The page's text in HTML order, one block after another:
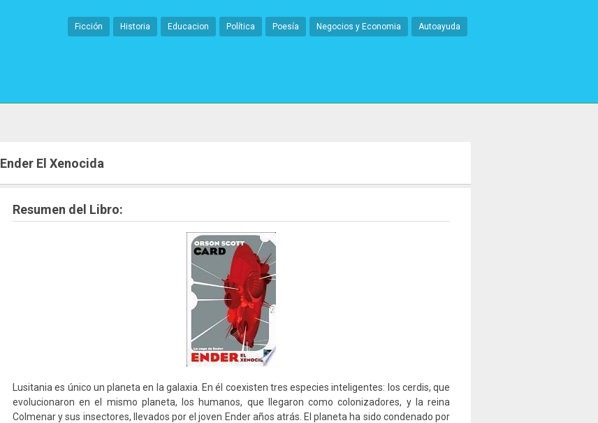
Ficción Historia Educacion Política Poesía Negocios y Economia Autoayuda
Ender El Xenocida
Resumen del Libro:
Lusitania es único un planeta en la galaxia. En él coexisten tres especies inteligentes: los cerdis, que
evolucionaron en el mismo planeta, los humanos, que llegaron como colonizadores, y la reina
Colmenar y sus insectores, llevados por el joven Ender años atrás. El planeta ha sido condenado por